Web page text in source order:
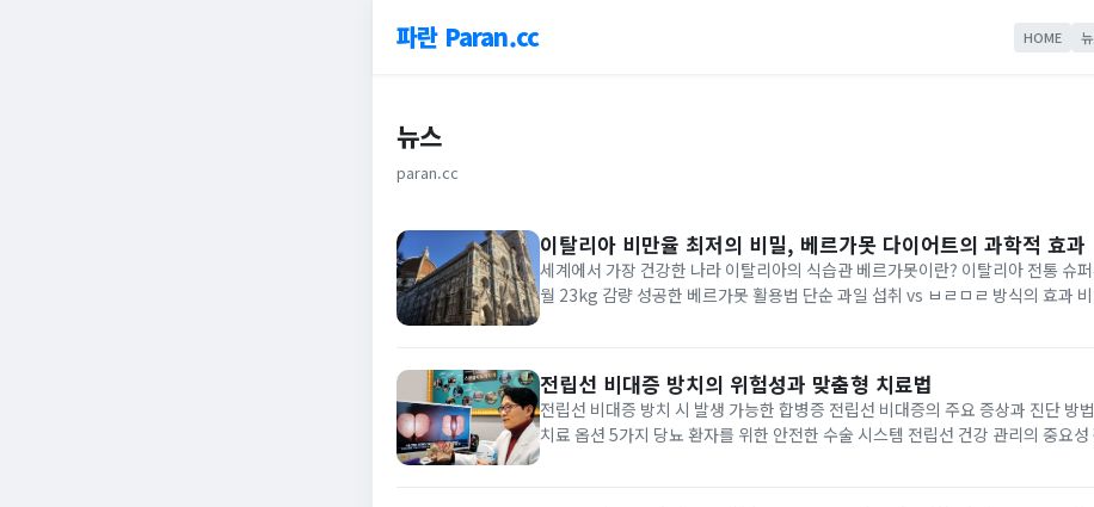
파란 Paran.cc HOME
뉴스
paran.cc
이탈리아 비만율 최저의 비밀, 베르가못 다이어트의 과학적 효과
세계에서 가장 건강한 나라 이탈리아의 식습관 베르가못이란? 이탈리아 전통 슈
월 23kg 감량 성공한 베르가못 활용법 단순 과일 섭취 vs ㅂㄹㅁㄹ 방식의 효과 비
전립선 비대증 방치의 위험성과 맞춤형 치료법
전립선 비대증 방치 시 발생 가능한 합병증 전립선 비대증의 주요 증상과 진단 방
치료 옵션 5가지 당뇨 환자를 위한 안전한 수술 시스템 전립선 건강 관리의 중요